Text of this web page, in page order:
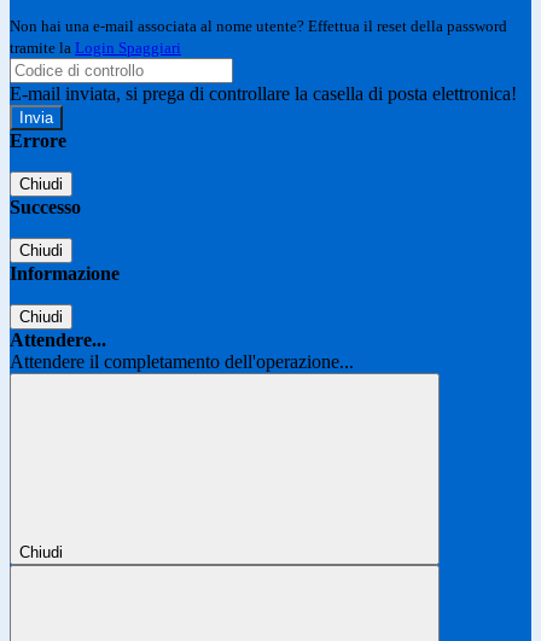
Non hai una e-mail associata al nome utente? Effettua il reset della password
tramite la Login Spaggiari
E-mail inviata, si prega di controllare la casella di posta elettronica!
Errore
Chiudi
Successo
Chiudi
Informazione
Chiudi
Attendere...
Attendere il completamento dell'operazione...
Chiudi